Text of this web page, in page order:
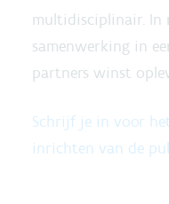
multidisciplinair. In
samenwerking in
partners winst
Schrijf je in voor
inrichten van de